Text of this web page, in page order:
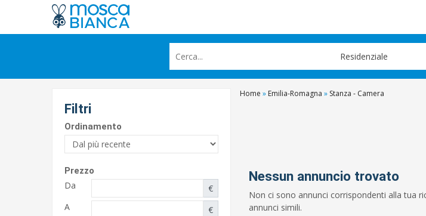
Residenziale
Filtri
Ordinamento
Prezzo
Da
€
A
€
Home » Emilia-Romagna » Stanza - Camera
Nessun annuncio trovato
Non ci sono annunci corrispondenti alla tua
annunci simili.